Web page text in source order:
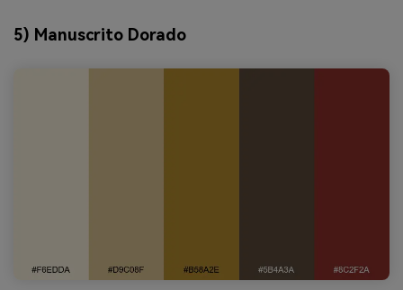
5) Manuscrito Dorado